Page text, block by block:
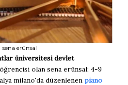
sena erünsal
üniversitesi devlet
olan sena erünsal; 4-9
milano'da düzenlenen piano